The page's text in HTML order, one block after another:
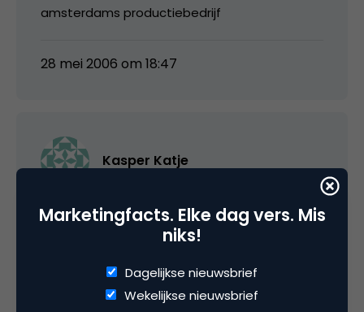
amsterdams productiebedrijf
28 mei 2006 om 18:47
Kasper Katje
Wat ik me afvraag wie daar zo ongegeneerd
heeft staan fotograveren of was er vooraf
nochalant aan haar kopje koffie?
Marketingfacts. Elke dag vers. Mis
niks!
Dagelijkse nieuwsbrief
Wekelijkse nieuwsbrief